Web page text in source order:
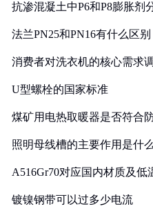
抗渗混凝土中P6和P8膨胀剂
法兰PN25和PN16有什么区别
消费者对洗衣机的核心需求
U型螺栓的国家标准
煤矿用电热取暖器是否符合
照明母线槽的主要作用是什么
A516Gr70对应国内材质及低
镀镍钢带可以过多少电流